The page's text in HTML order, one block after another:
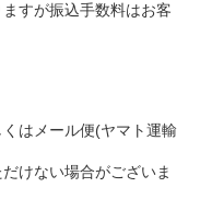
すが振込手数料はお客
はメール便(ヤマト運輸
けない場合がございま